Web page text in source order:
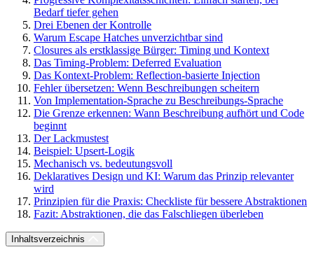
Bedarf tiefer gehen
Drei Ebenen der Kontrolle
Warum Escape Hatches unverzichtbar sind
Closures als erstklassige Bürger: Timing und Kontext
Das Timing-Problem: Deferred Evaluation
Das Kontext-Problem: Reflection-basierte Injection
Fehler übersetzen: Wenn Beschreibungen scheitern
Von Implementation-Sprache zu Beschreibungs-Sprache
Die Grenze erkennen: Wann Beschreibung aufhört und Code
beginnt
Der Lackmustest
Beispiel: Upsert-Logik
Mechanisch vs. bedeutungsvoll
Deklaratives Design und KI: Warum das Prinzip relevanter
wird
Prinzipien für die Praxis: Checkliste für bessere Abstraktionen
Fazit: Abstraktionen, die das Falschliegen überleben
Inhaltsverzeichnis